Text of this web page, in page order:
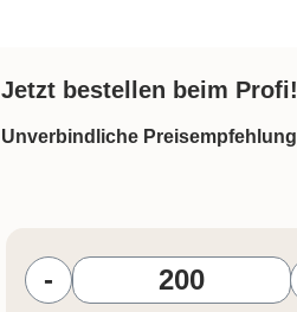
Jetzt bestellen beim Profi!
Unverbindliche Preisempfehlung
-